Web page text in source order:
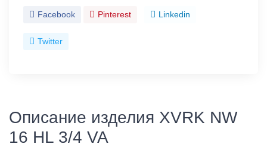
Facebook Pinterest Linkedin
Twitter
Описание изделия XVRK NW
16 HL 3/4 VA